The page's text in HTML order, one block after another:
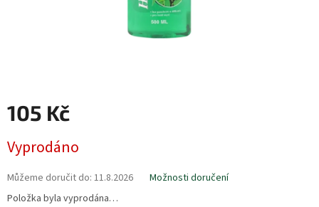
105 Kč
cena:
Vyprodáno
Můžeme doručit do: 11.8.2026
Možnosti doručení
Položka byla vyprodána…